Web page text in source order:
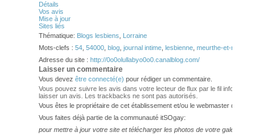
Détails
Vos avis
Mise à jour
Sites liés
Thématique: Blogs lesbiens
Lorraine
Mots-clefs : 54 54000 blog journal intime lesbienne meurthe-et-moselle
Adresse du site : http://0o0olullabyo0o0.canalblog.com/
Laisser un commentaire
Vous devez être connecté(e) pour rédiger un commentaire.
Vous pouvez suivre les avis dans votre lecteur de flux par le fil info
laisser un avis. Les trackbacks ne sont pas autorisés.
Vous êtes le propriétaire de cet établissement et/ou le webmaster de ce site?
Vous faites déjà partie de la communauté itSOgay:
pour mettre à jour votre site et télécharger les photos de votre galerie,